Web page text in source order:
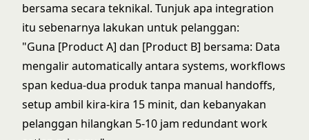
bersama secara teknikal. Tunjuk apa integration
itu sebenarnya lakukan untuk pelanggan:
"Guna [Product A] dan [Product B] bersama: Data
mengalir automatically antara systems, workflows
span kedua-dua produk tanpa manual handoffs,
setup ambil kira-kira 15 minit, dan kebanyakan
pelanggan hilangkan 5-10 jam redundant work